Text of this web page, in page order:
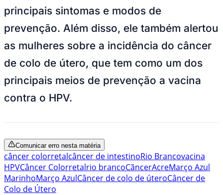
principais sintomas e modos de
prevenção. Além disso, ele também alertou
as mulheres sobre a incidência do câncer
de colo de útero, que tem como um dos
principais meios de prevenção a vacina
contra o HPV.
Comunicar erro nesta matéria
câncer colorretalcâncer de intestinoRio Brancovacina
HPVCâncer Colorretalrio brancoCãncerAcreMarço Azul
MarinhoMarço AzulCâncer de colo de úteroCâncer de
Colo de Útero